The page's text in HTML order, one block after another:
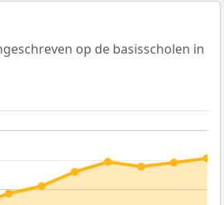
op de basisscholen in